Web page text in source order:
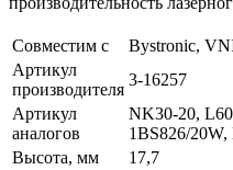
Совместим с
Bystronic,
Артикул
производителя
3-16257
Артикул
аналогов
NK30-20,
1BS826/
Высота, мм
17,7